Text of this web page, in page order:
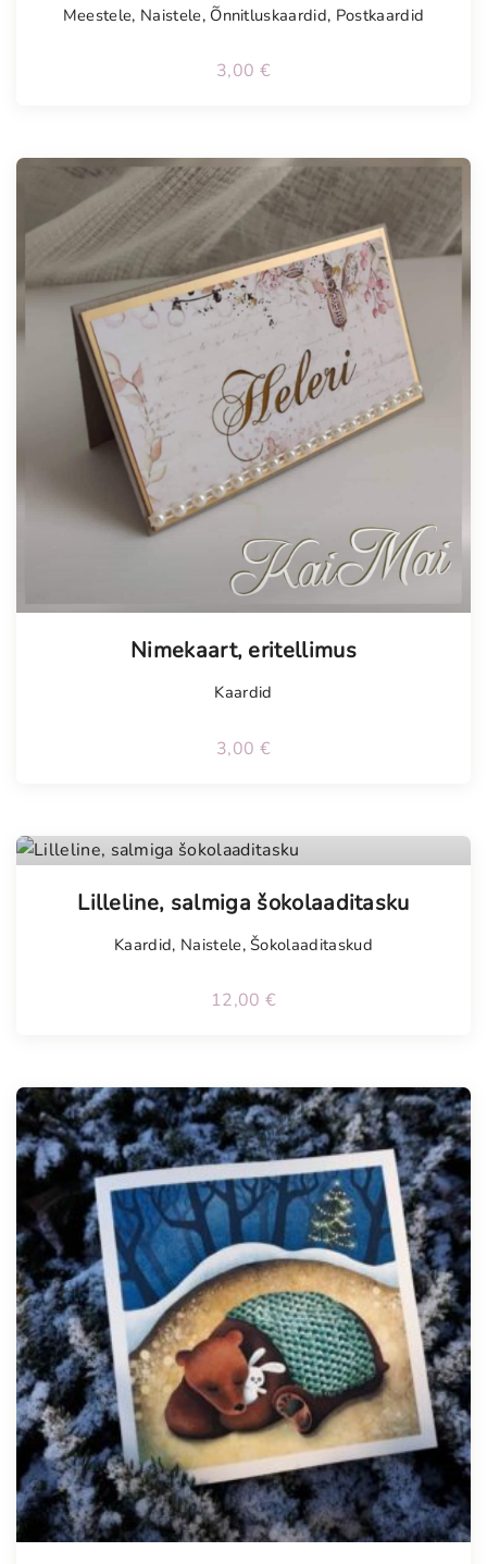
Meestele, Naistele, Õnnitluskaardid, Postkaardid
3,00 €
Nimekaart, eritellimus
Kaardid
3,00 €
Lilleline, salmiga šokolaaditasku
Kaardid, Naistele,Šokolaaditaskud
12,00 €